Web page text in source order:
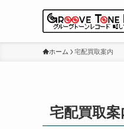
ホーム 宅配買取案内
宅配買取案